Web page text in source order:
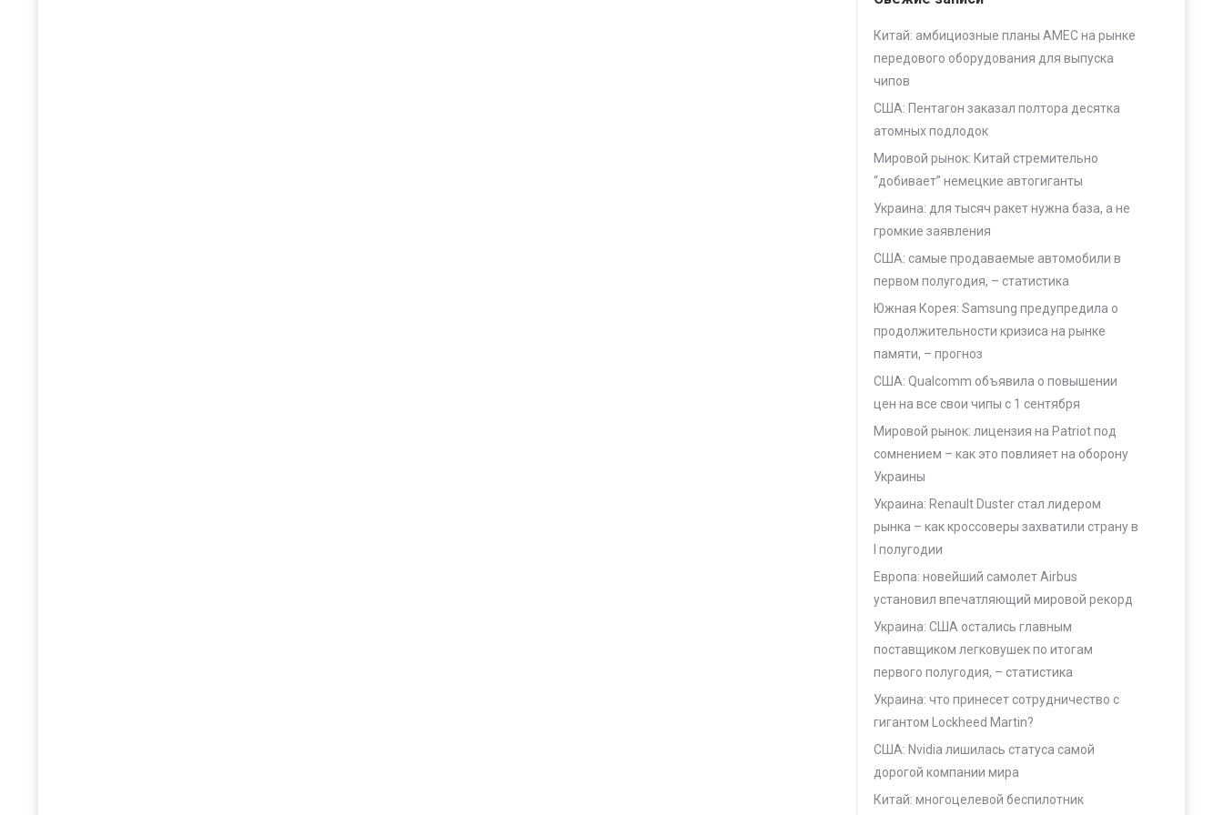
Китай: амбициозные планы AMEC на рынке
передового оборудования для выпуска
чипов
США: Пентагон заказал полтора десятка
атомных подлодок
Мировой рынок: Китай стремительно
“добивает” немецкие автогиганты
Украина: для тысяч ракет нужна база, а не
громкие заявления
США: самые продаваемые автомобили в
первом полугодия, – статистика
Южная Корея: Samsung предупредила о
продолжительности кризиса на рынке
памяти, – прогноз
США: Qualcomm объявила о повышении
цен на все свои чипы с 1 сентября
Мировой рынок: лицензия на Patriot под
сомнением – как это повлияет на оборону
Украины
Украина: Renault Duster стал лидером
рынка – как кроссоверы захватили страну в
I полугодии
Европа: новейший самолет Airbus
установил впечатляющий мировой рекорд
Украина: США остались главным
поставщиком легковушек по итогам
первого полугодия, – статистика
Украина: что принесет сотрудничество с
гигантом Lockheed Martin?
США: Nvidia лишилась статуса самой
дорогой компании мира
Китай: многоцелевой беспилотник